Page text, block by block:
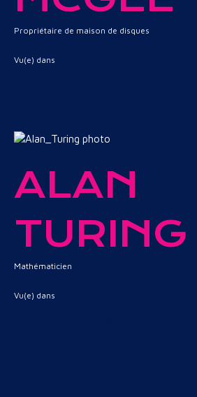
Propriétaire de maison de disques
Vu(e) dans
ALAN
TURING
Mathématicien
Vu(e) dans